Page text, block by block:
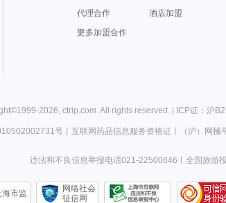
代理合作
酒店加盟
更多加盟合作
1999-2026, ctrip.com. All rights reserved. | ICP证：沪
号丨 互联网药品信息服务资格证 （沪）网
违法和不良信息举报电话021-22500846 全国旅游
海市监
网络社会
征信网